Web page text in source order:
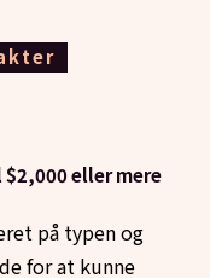
$2,000 eller mere
på typen og
for at kunne